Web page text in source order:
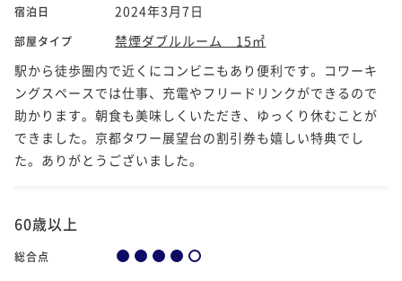
宿泊日 2024年3月7日
部屋タイプ
禁煙ダブルルーム 15㎡
駅から徒歩圏内で近くにコンビニもあり便利です。コワーキ
ングスペースでは仕事、充電やフリードリンクができるので
助かります。朝食も美味しくいただき、ゆっくり休むことが
できました。京都タワー展望台の割引券も嬉しい特典でし
た。ありがとうございました。
60歳以上
総合点